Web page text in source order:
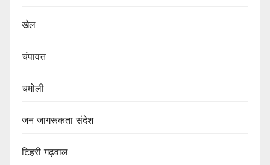
खेल
चंपावत
चमोली
जन जागरूकता संदेश
टिहरी गढ़वाल